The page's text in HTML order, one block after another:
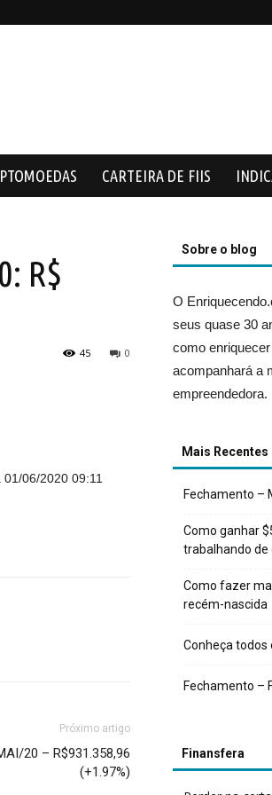
CARTEIRA DE FIIS
R$
0
45
01/06/2020 09:11
Próximo artigo
20 – R$931.358,96
(+1.97%)
Sobre o blog
O
seus quase 30
como
acompanhará a
empreendedora.
Mais Recentes
Fechamento –
Como ganhar
trabalhando de
Como fazer
recém-nascida
Conheça todos
Fechamento –
Finansfera